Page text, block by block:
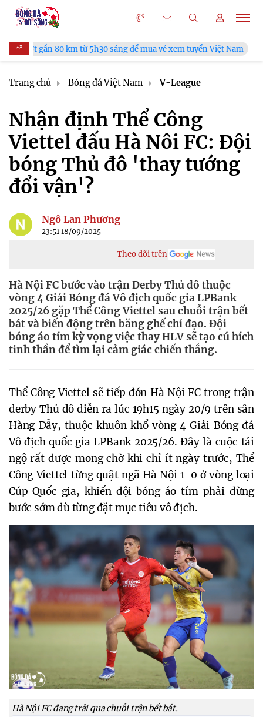
sáng để mua vé xem tuyển Việt Nam Tuyển Việt Nam
Trang chủ Bóng đá Việt Nam V-League
Nhận định Thể Công
Viettel đấu Hà Nôi FC: Đội
bóng Thủ đô 'thay tướng
đổi vận'?
Ngô Lan Phương
23:51 18/09/2025
Theo dõi trên
Hà Nội FC bước vào trận Derby Thủ đô thuộc
vòng 4 Giải Bóng đá Vô địch quốc gia LPBank
2025/26 gặp Thể Công Viettel sau chuỗi trận bết
bát và biến động trên băng ghế chỉ đạo. Đội
bóng áo tím kỳ vọng việc thay HLV sẽ tạo cú hích
tinh thần để tìm lại cảm giác chiến thắng.
Thể Công Viettel sẽ tiếp đón Hà Nội FC trong trận
derby Thủ đô diễn ra lúc 19h15 ngày 20/9 trên sân
Hàng Đẫy, thuộc khuôn khổ vòng 4 Giải Bóng đá
Vô địch quốc gia LPBank 2025/26. Đây là cuộc tái
ngộ rất được mong chờ khi chỉ ít ngày trước, Thể
Công Viettel từng quật ngã Hà Nội 1-0 ở vòng loại
Cúp Quốc gia, khiến đội bóng áo tím phải dừng
bước sớm dù từng đặt mục tiêu vô địch.
Hà Nội FC đang trải qua chuỗi trận bết bát.